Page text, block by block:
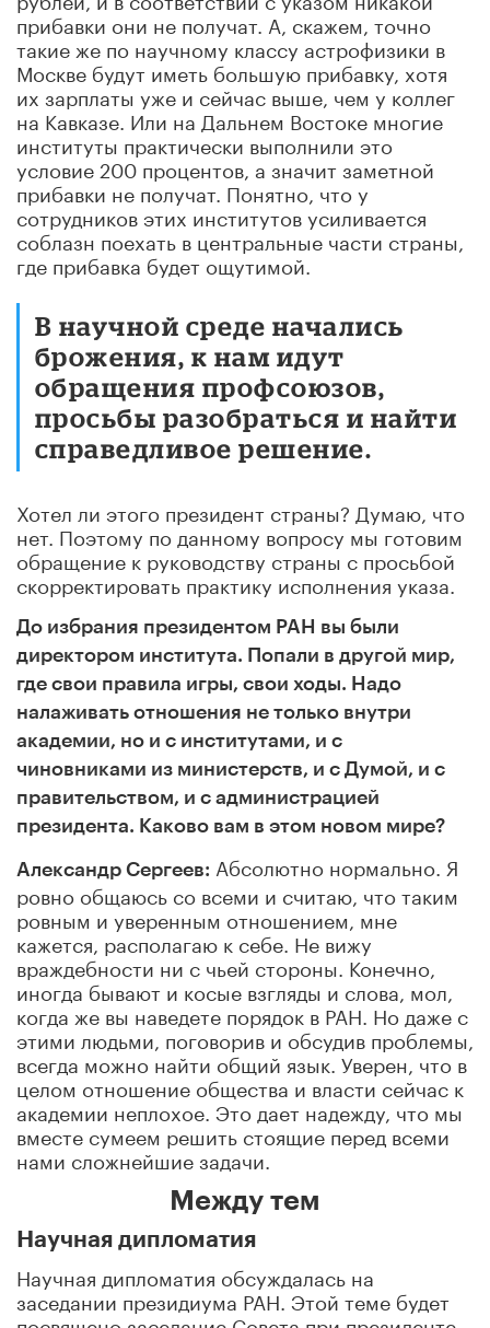
прибавки они не получат. А, скажем, точно
такие же по научному классу астрофизики в
Москве будут иметь большую прибавку, хотя
их зарплаты уже и сейчас выше, чем у коллег
на Кавказе. Или на Дальнем Востоке многие
институты практически выполнили это
условие 200 процентов, а значит заметной
прибавки не получат. Понятно, что у
сотрудников этих институтов усиливается
соблазн поехать в центральные части страны,
где прибавка будет ощутимой.
В научной среде начались
брожения, к нам идут
обращения профсоюзов,
просьбы разобраться и найти
справедливое решение.
Хотел ли этого президент страны? Думаю, что
нет. Поэтому по данному вопросу мы готовим
обращение к руководству страны с просьбой
скорректировать практику исполнения указа.
До избрания президентом РАН вы были
директором института. Попали в другой мир,
где свои правила игры, свои ходы. Надо
налаживать отношения не только внутри
академии, но и с институтами, и с
чиновниками из министерств, и с Думой, и с
правительством, и с администрацией
президента. Каково вам в этом новом мире?
Александр Сергеев: Абсолютно нормально. Я
ровно общаюсь со всеми и считаю, что таким
ровным и уверенным отношением, мне
кажется, располагаю к себе. Не вижу
враждебности ни с чьей стороны. Конечно,
иногда бывают и косые взгляды и слова, мол,
когда же вы наведете порядок в РАН. Но даже с
этими людьми, поговорив и обсудив проблемы,
всегда можно найти общий язык. Уверен, что в
целом отношение общества и власти сейчас к
академии неплохое. Это дает надежду, что мы
вместе сумеем решить стоящие перед всеми
нами сложнейшие задачи.
Между тем
Научная дипломатия
Научная дипломатия обсуждалась на
заседании президиума РАН. Этой теме будет